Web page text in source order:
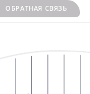
ОБРАТНАЯ СВЯЗЬ